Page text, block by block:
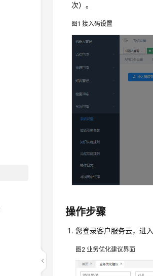
次）。
图1接入码设置
操作步骤
您登录客户服务云，进
图2 业务优化建议界面